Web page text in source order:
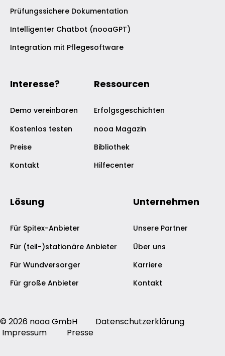
Prüfungssichere Dokumentation
Intelligenter Chatbot (nooaGPT)
Integration mit Pflegesoftware
Interesse?
Demo vereinbaren
Kostenlos testen
Preise
Kontakt
Ressourcen
Erfolgsgeschichten
nooa Magazin
Bibliothek
Hilfecenter
Lösung
Für Spitex-Anbieter
Für (teil-)stationäre Anbieter
Für Wundversorger
Für große Anbieter
Unternehmen
Unsere Partner
Über uns
Karriere
Kontakt
© 2026 nooa GmbH Datenschutzerklärung
Impressum
Presse